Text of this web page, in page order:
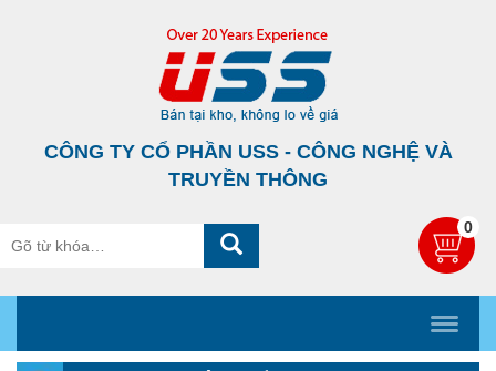
CÔNG TY CỔ PHẦN USS - CÔNG NGHỆ VÀ
TRUYỀN THÔNG
0